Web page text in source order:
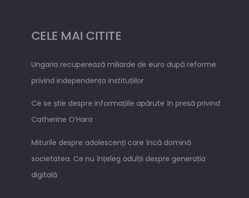
CELE MAI CITITE
Ungaria recuperează miliarde de euro după reforme
privind independența instituțiilor
Ce se știe despre informațiile apărute în presă privind
Catherine O’Hara
Miturile despre adolescenți care încă domină
societatea. Ce nu înțeleg adulții despre generația
digitală